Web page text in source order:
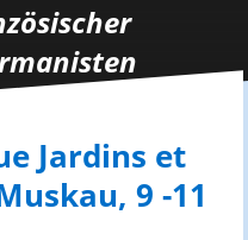
Jardins et
9 -11